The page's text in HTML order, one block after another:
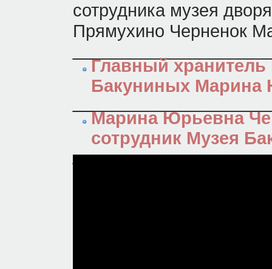
сотрудника музея
Прямухино Черненок
Главный хранитель
Бакуниных Марина
Марина Юрьевна
сотрудник Музея
_______________________________________________